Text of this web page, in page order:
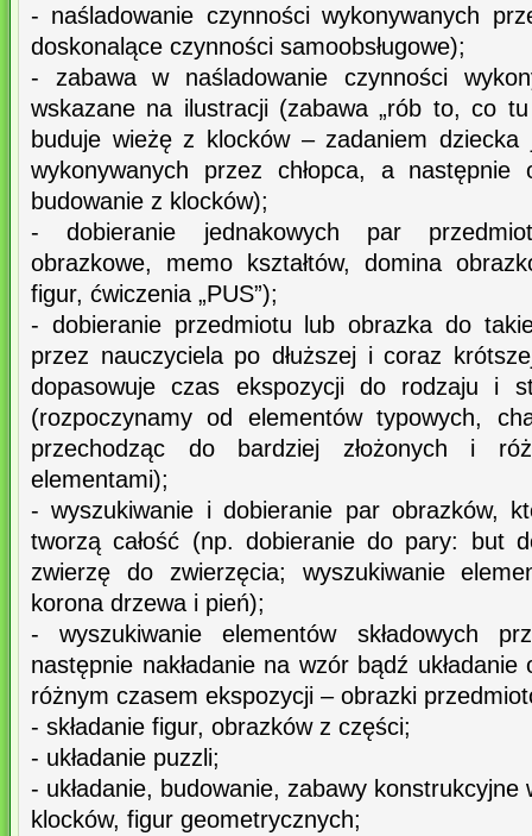
- naśladowanie czynności wykonywanych
doskonalące czynności samoobsługowe);
- zabawa w naśladowanie czynności
wskazane na ilustracji (zabawa „rób to, co tu
buduje wieżę z klocków – zadaniem dziecka
wykonywanych przez chłopca, a następnie
budowanie z klocków);
- dobieranie jednakowych par
obrazkowe, memo kształtów, domina
figur, ćwiczenia „PUS”);
- dobieranie przedmiotu lub obrazka do
przez nauczyciela po dłuższej i coraz
dopasowuje czas ekspozycji do rodzaju i
(rozpoczynamy od elementów typowych,
przechodząc do bardziej złożonych i
elementami);
- wyszukiwanie i dobieranie par obrazków,
tworzą całość (np. dobieranie do pary: but
zwierzę do zwierzęcia; wyszukiwanie
korona drzewa i pień);
- wyszukiwanie elementów składowych
następnie nakładanie na wzór bądź
różnym czasem ekspozycji – obrazki
- składanie figur, obrazków z części;
- układanie puzzli;
- układanie, budowanie, zabawy konstrukcyjne
klocków, figur geometrycznych;